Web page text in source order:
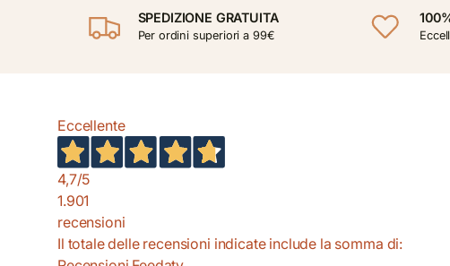
SPEDIZIONE GRATUITA
Per ordini superiori a 99€
Eccellente
4,7/5
1.901
recensioni
Il totale delle recensioni indicate include la somma di: